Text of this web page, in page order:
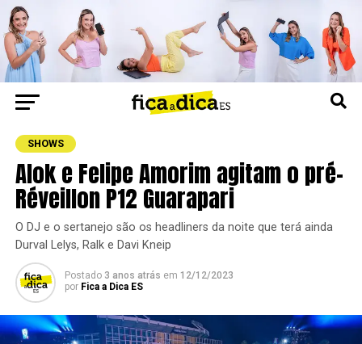
SHOWS
Alok e Felipe Amorim agitam o pré-
Réveillon P12 Guarapari
O DJ e o sertanejo são os headliners da noite que terá ainda
Durval Lelys, Ralk e Davi Kneip
Postado 3 anos atrás em 12/12/2023
por Fica a Dica ES